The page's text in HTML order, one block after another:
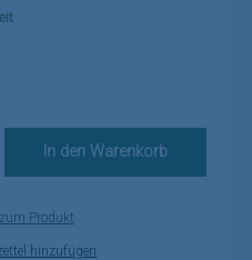
In den Warenkorb
Produkt
hinzufügen